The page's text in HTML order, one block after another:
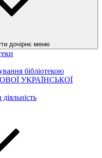
дочірнє меню
бібліотекою
УКРАЇНСЬКОЇ